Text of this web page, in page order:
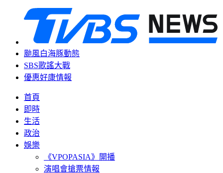
颱風白海豚動態
SBS歌謠大戰
優惠好康情報
首頁
即時
生活
政治
娛樂
《VPOPASIA》開播
演唱會搶票情報